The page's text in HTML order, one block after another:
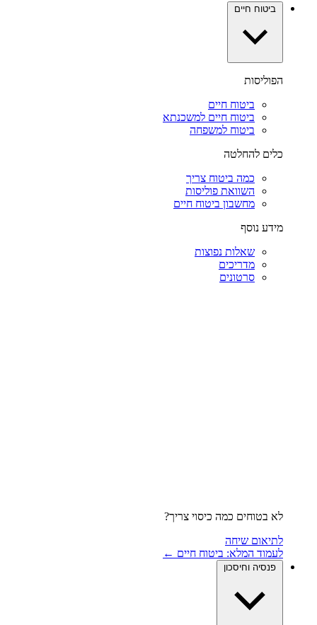
ביטוח חיים
הפוליסות
ביטוח חיים
ביטוח חיים למשכנתא
ביטוח למשפחה
כלים להחלטה
כמה ביטוח צריך
השוואת פוליסות
מחשבון ביטוח חיים
מידע נוסף
שאלות נפוצות
מדריכים
סרטונים
לא בטוחים כמה כיסוי צריך?
לתיאום שיחה
לעמוד המלא: ביטוח חיים ←
פנסיה וחיסכון